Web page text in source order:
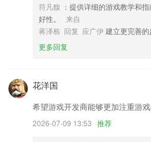
5.·利用先进的AI技术提升学习进度，实
习资料。
6.在答题练习的时候，记录答题进度，
增加系统消息跳转功能
新增商家保证金功能，有效保障服务质量
购买门票邮箱选填逻辑
符凡馥 ：提供详细的游戏教学和
好性。
来自
蒋泽栋 回复 应广伊建立更完善
更多回复
花洋国
希望游戏开发商能够更加注重游
2026-07-09 13:53 推荐